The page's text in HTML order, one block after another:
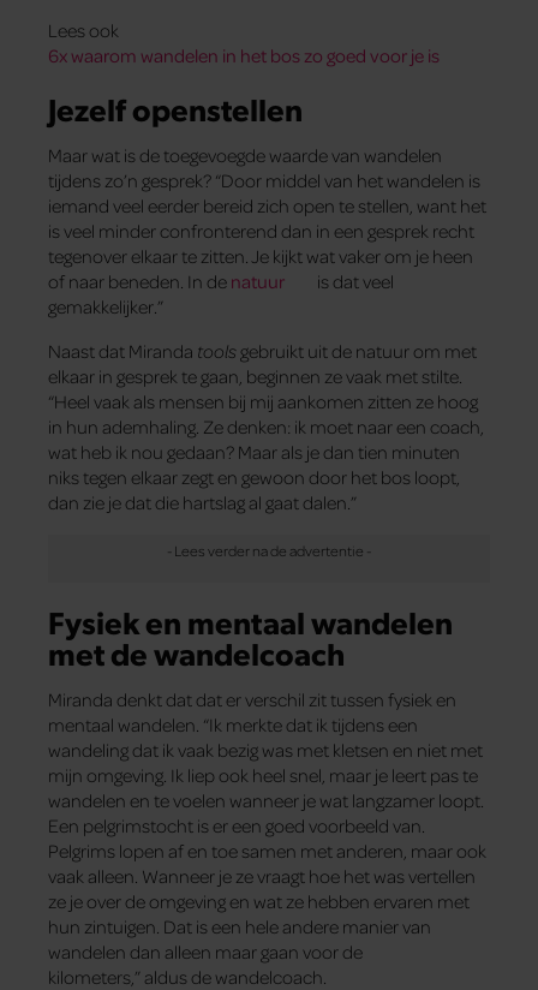
Lees ook
6x waarom wandelen in het bos zo goed voor je is
Jezelf openstellen
Maar wat is de toegevoegde waarde van wandelen
tijdens zo’n gesprek? “Door middel van het wandelen is
iemand veel eerder bereid zich open te stellen, want het
is veel minder confronterend dan in een gesprek recht
tegenover elkaar te zitten. Je kijkt wat vaker om je heen
of naar beneden. In de natuur
is dat veel
gemakkelijker.”
Naast dat Miranda tools gebruikt uit de natuur om met
elkaar in gesprek te gaan, beginnen ze vaak met stilte.
“Heel vaak als mensen bij mij aankomen zitten ze hoog
in hun ademhaling. Ze denken: ik moet naar een coach,
wat heb ik nou gedaan? Maar als je dan tien minuten
niks tegen elkaar zegt en gewoon door het bos loopt,
dan zie je dat die hartslag al gaat dalen.”
Fysiek en mentaal wandelen
met de wandelcoach
Miranda denkt dat dat er verschil zit tussen fysiek en
mentaal wandelen. “Ik merkte dat ik tijdens een
wandeling dat ik vaak bezig was met kletsen en niet met
mijn omgeving. Ik liep ook heel snel, maar je leert pas te
wandelen en te voelen wanneer je wat langzamer loopt.
Een pelgrimstocht is er een goed voorbeeld van.
Pelgrims lopen af en toe samen met anderen, maar ook
vaak alleen. Wanneer je ze vraagt hoe het was vertellen
ze je over de omgeving en wat ze hebben ervaren met
hun zintuigen. Dat is een hele andere manier van
wandelen dan alleen maar gaan voor de
kilometers,” aldus de wandelcoach.